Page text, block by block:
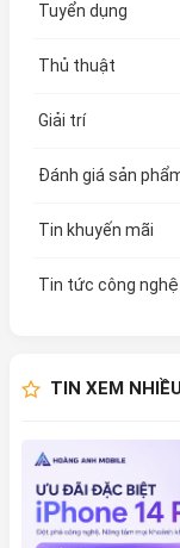
Tuyển dụng
Thủ thuật
Giải trí
Đánh giá sản
Tin khuyến mãi
Tin tức công nghệ
TIN XEM